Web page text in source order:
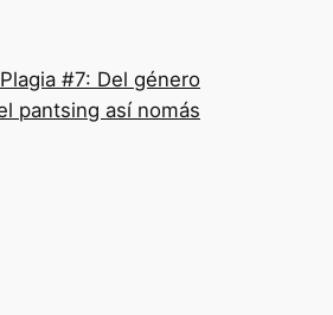
Plagia #7: Del género
pantsing así nomás